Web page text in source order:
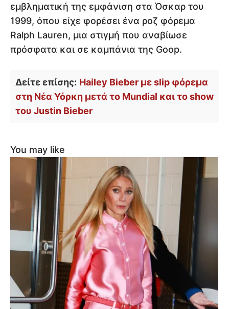
εμβληματική της εμφάνιση στα Όσκαρ του
1999, όπου είχε φορέσει ένα ροζ φόρεμα
Ralph Lauren, μια στιγμή που αναβίωσε
πρόσφατα και σε καμπάνια της Goop.
Δείτε επίσης: Hailey Bieber με slip φόρεμα
στη Νέα Υόρκη μετά το Mundial και το show
του Justin Bieber
You may like